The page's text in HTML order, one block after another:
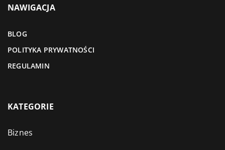
NAWIGACJA
BLOG
POLITYKA PRYWATNOŚCI
REGULAMIN
KATEGORIE
Biznes